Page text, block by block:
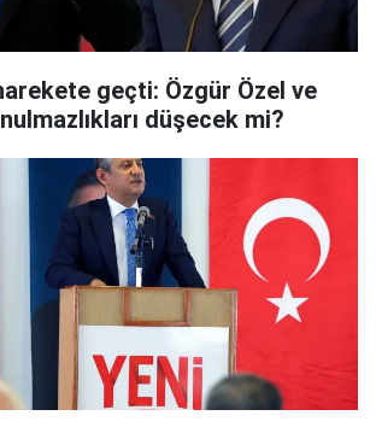
geçti: Özgür Özel ve
düşecek mi?